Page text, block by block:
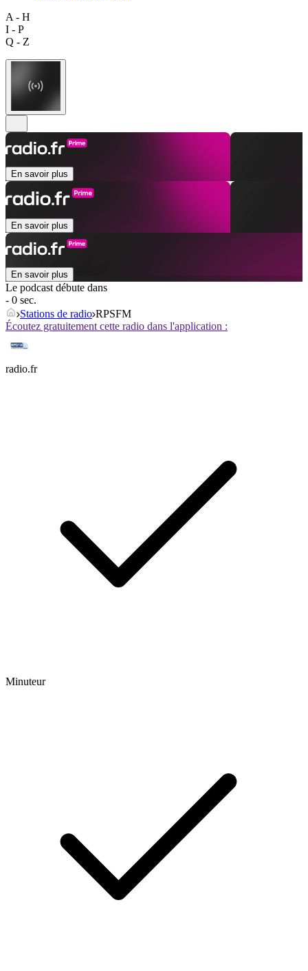
A - H
I - P
Q - Z
En savoir plus
En savoir plus
En savoir plus
Le podcast débute dans
- 0 sec.
Stations de radio RPSFM
Écoutez gratuitement cette radio dans l'application :
radio.fr
Minuteur